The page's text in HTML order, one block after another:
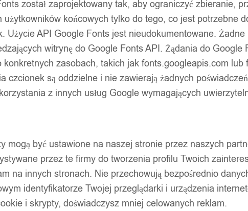
został zaprojektowany tak, aby ograniczyć zbieranie,
użytkowników końcowych tylko do tego, co jest potrzebne
Użycie API Google Fonts jest nieudokumentowane.
witrynę do Google Fonts API. Żądania do Google
konkretnych zasobach, takich jak fonts.googleapis.com lub
czcionek są oddzielne i nie zawierają żadnych
z innych usług Google wymagających
mogą być ustawione na naszej stronie przez naszych
przez te firmy do tworzenia profilu Twoich
na innych stronach. Nie przechowują bezpośrednio
identyfikatorze Twojej przeglądarki i urządzenia
i skrypty, doświadczysz mniej celowanych reklam.